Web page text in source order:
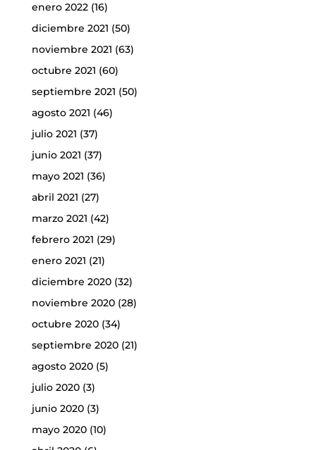
enero 2022(16)
diciembre 2021 (50)
noviembre 2021 (63)
octubre 2021 (60)
septiembre 2021 (50)
agosto 2021 (46)
julio 2021 (37)
junio 2021 (37)
mayo 2021 (36)
abril 2021 (27)
marzo 2021 (42)
febrero 2021 (29)
enero 2021 (21)
diciembre 2020(32)
noviembre 2020(28)
octubre 2020(34)
septiembre 2020(21)
agosto 2020(5)
julio 2020(3)
junio 2020(3)
mayo 2020(10)